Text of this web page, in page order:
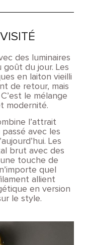
des luminaires
goût du jour. Les
en laiton vieilli
de retour, mais
le mélange
modernité.
l’attrait
avec les
Les
brut avec des
touche de
quel
allient
en version
le style.